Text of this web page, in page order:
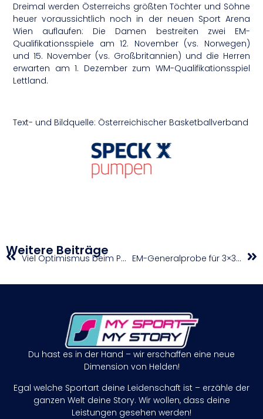
Dreimal werden Österreichs größten Töchter und Söhne
heuer voraussichtlich noch in der neuen Sport Arena
Wien auflaufen: Die Damen bestreiten zwei EM-
Qualifikationsspiele am 12. November (vs. Norwegen)
und 15. November (vs. Großbritannien) und die Herren
erwarten am 1. Dezember zum WM-Qualifikationsspiel
Lettland.
Text- und Bildquelle: Österreichischer Basketballverband
Weitere Beiträge Viel Optimismus beim Paracycling-Team zum Auftakt der WM in Belgien EM-Generalprobe für 3×3-Nationalteams in Debrecen
Du hast es in der Hand – wir erschaffen eine neue
Dimension von Helden!
Egal welche Sportart deine Leidenschaft ist – erzähle der
ganzen Welt deine Story. Wir wollen, dass deine
Leistungen gesehen werden!